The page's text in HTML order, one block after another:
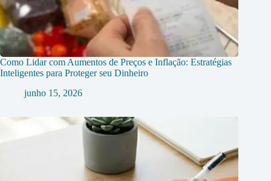
Como Lidar com Aumentos de Preços e Inflação: Estratégias
Inteligentes para Proteger seu Dinheiro
junho 15, 2026